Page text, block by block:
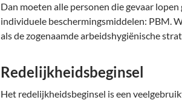
Dan moeten alle personen die gevaar
individuele beschermingsmiddelen: PBM.
als de zogenaamde arbeidshygiënische
Redelijkheidsbeginsel
Het redelijkheidsbeginsel is een